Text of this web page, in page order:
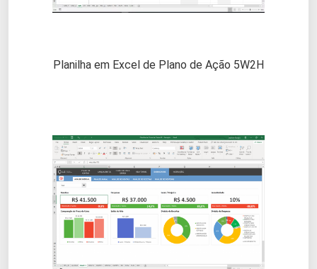
Planilha em Excel de Plano de Ação 5W2H